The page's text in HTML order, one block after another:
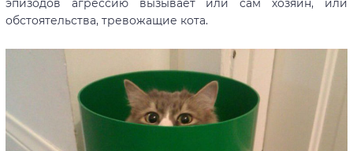
эпизодов агрессию вызывает или сам хозяин, или
обстоятельства, тревожащие кота.